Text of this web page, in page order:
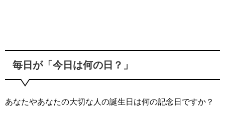
毎日が「今日は何の日？」
あなたやあなたの大切な人の誕生日は何の記念日ですか？